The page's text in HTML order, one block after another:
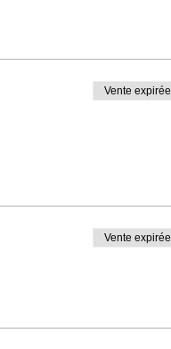
Vente expirée
Vente expirée